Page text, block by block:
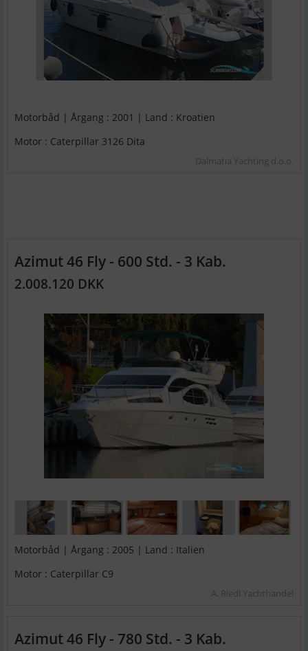
Motorbåd | Årgang : 2001 | Land : Kroatien
Motor : Caterpillar 3126 Dita
Dalmatia Yachting d.o.o.
Azimut 46 Fly - 600 Std. - 3 Kab.
2.008.120 DKK
Motorbåd | Årgang : 2005 | Land : Italien
Motor : Caterpillar C9
A. Riedl Yachthandel
Azimut 46 Fly - 780 Std. - 3 Kab.